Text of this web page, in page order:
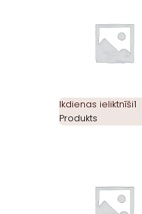
Ikdienas ieliktnīši1
Produkts